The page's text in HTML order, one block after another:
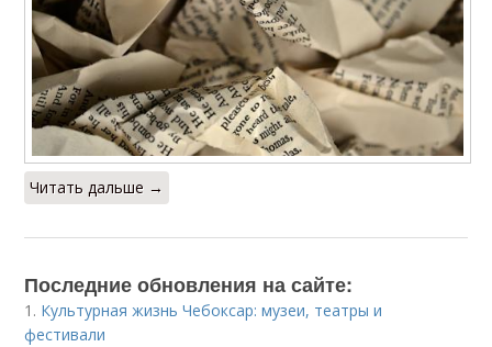
Читать дальше →
Последние обновления на сайте:
1. Культурная жизнь Чебоксар: музеи, театры и
фестивали